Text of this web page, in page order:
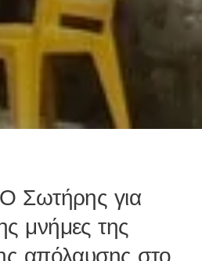
Ο Σωτήρης για
μνήμες της